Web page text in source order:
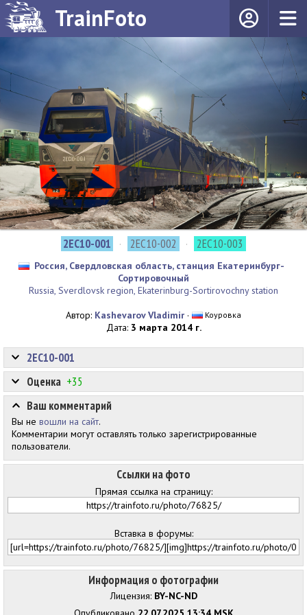
TrainFoto
2ЕС10-001 · 2ЕС10-002 · 2ЕС10-003
Россия, Свердловская область, станция Екатеринбург-
Сортировочный
Russia, Sverdlovsk region, Ekaterinburg-Sortirovochny station
Автор: Kashevarov Vladimir · Коуровка
Дата: 3 марта 2014 г.
Информация о фотографии
Лицензия: BY-NC-ND
Оценка +35
Ссылки на фото
Прямая ссылка на страницу:
Вставка в форумы:
2ЕС10-001
Ваш комментарий
Вы не вошли на сайт.
Комментарии могут оставлять только зарегистрированные
пользователи.